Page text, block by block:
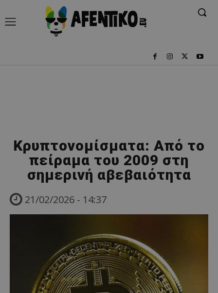
Κρυπτονομίσματα: Από το
πείραμα του 2009 στη
σημερινή αβεβαιότητα
21/02/2026 - 14:37